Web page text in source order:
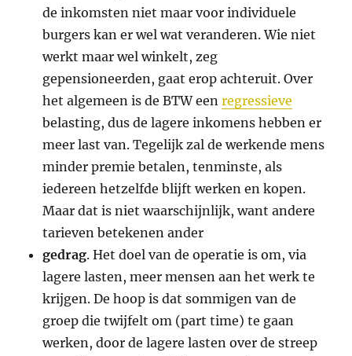
de inkomsten niet maar voor individuele
burgers kan er wel wat veranderen. Wie niet
werkt maar wel winkelt, zeg
gepensioneerden, gaat erop achteruit. Over
het algemeen is de BTW eenregressieve
belasting, dus de lagere inkomens hebben er
meer last van. Tegelijk zal de werkende mens
minder premie betalen, tenminste, als
iedereen hetzelfde blijft werken en kopen.
Maar dat is niet waarschijnlijk, want andere
tarieven betekenen ander
gedrag. Het doel van de operatie is om, via
lagere lasten, meer mensen aan het werk te
krijgen. De hoop is dat sommigen van de
groep die twijfelt om (part time) te gaan
werken, door de lagere lasten over de streep